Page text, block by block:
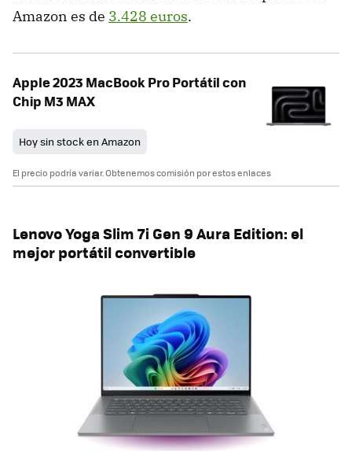
Amazon es de 3.428 euros.
Apple 2023 MacBook Pro Portátil con
Chip M3 MAX
Hoy sin stock en Amazon
El precio podría variar. Obtenemos comisión por estos enlaces
Lenovo Yoga Slim 7i Gen 9 Aura Edition: el
mejor portátil convertible